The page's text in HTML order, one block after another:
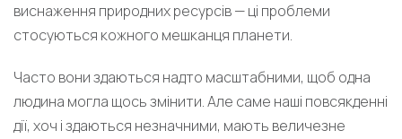
виснаження природних ресурсів — ці проблеми
стосуються кожного мешканця планети.
Часто вони здаються надто масштабними, щоб одна
людина могла щось змінити. Але саме наші повсякденні
дії, хоч і здаються незначними, мають величезне